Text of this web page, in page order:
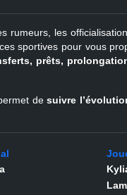
Turquie
Belgique
rumeurs, les
sportives pour vous
prêts,
desuivre